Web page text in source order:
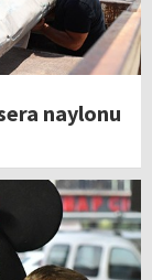
naylonu